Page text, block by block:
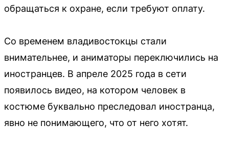
обращаться к охране, если требуют оплату.
Со временем владивостокцы стали
внимательнее, и аниматоры переключились на
иностранцев. В апреле 2025 года в сети
появилось видео, на котором человек в
костюме буквально преследовал иностранца,
явно не понимающего, что от него хотят.